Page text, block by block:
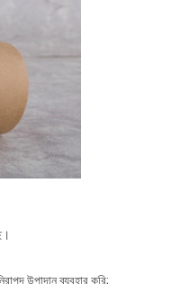
উপাদান ব্যবহার করি;